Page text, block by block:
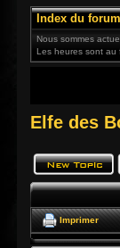
Index du forum
Nous sommes
Les heures sont au
Elfe des
Imprimer